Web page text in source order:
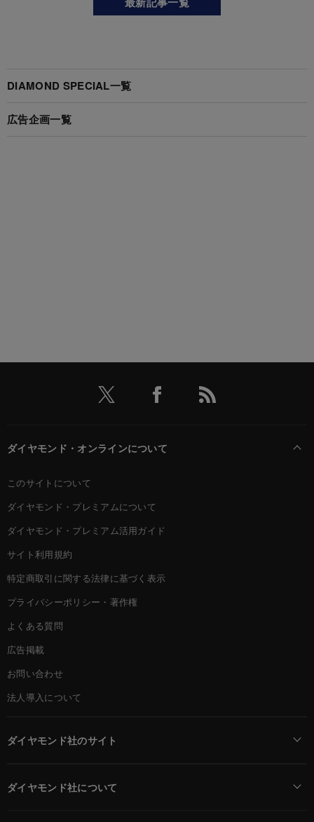
DIAMOND SPECIAL一覧
広告企画一覧
ダイヤモンド・オンラインについて
このサイトについて
ダイヤモンド・プレミアムについて
ダイヤモンド・プレミアム活用ガイド
サイト利用規約
特定商取引に関する法律に基づく表示
プライバシーポリシー・著作権
よくある質問
広告掲載
お問い合わせ
法人導入について
ダイヤモンド社のサイト
ダイヤモンド社について